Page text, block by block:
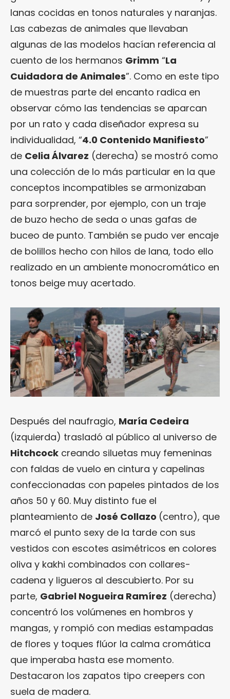
lanas cocidas en tonos naturales y naranjas.
Las cabezas de animales que llevaban
algunas de las modelos hacían referencia al
cuento de los hermanos Grimm “La
Cuidadora de Animales”. Como en este tipo
de muestras parte del encanto radica en
observar cómo las tendencias se aparcan
por un rato y cada diseñador expresa su
individualidad, “4.0 Contenido Manifiesto”
de Celia Álvarez (derecha) se mostró como
una colección de lo más particular en la que
conceptos incompatibles se armonizaban
para sorprender, por ejemplo, con un traje
de buzo hecho de seda o unas gafas de
buceo de punto. También se pudo ver encaje
de bolillos hecho con hilos de lana, todo ello
realizado en un ambiente monocromático en
tonos beige muy acertado.
Después del naufragio, María Cedeira
(izquierda) trasladó al público al universo de
Hitchcock creando siluetas muy femeninas
con faldas de vuelo en cintura y capelinas
confeccionadas con papeles pintados de los
años 50 y 60. Muy distinto fue el
planteamiento de José Collazo (centro), que
marcó el punto sexy de la tarde con sus
vestidos con escotes asimétricos en colores
oliva y kakhi combinados con collares-
cadena y ligueros al descubierto. Por su
parte, Gabriel Nogueira Ramírez (derecha)
concentró los volúmenes en hombros y
mangas, y rompió con medias estampadas
de flores y toques flúor la calma cromática
que imperaba hasta ese momento.
Destacaron los zapatos tipo creepers con
suela de madera.